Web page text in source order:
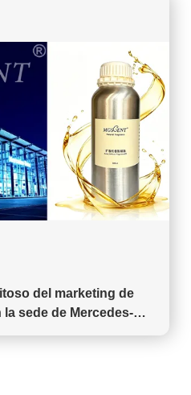
del marketing de
sede de Mercedes-